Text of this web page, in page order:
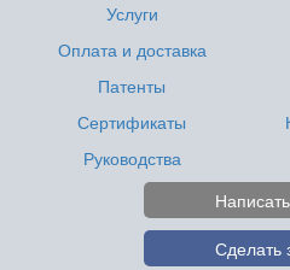
Услуги
Оплата и доставка
Патенты
Сертификаты
Руководства
Сделать